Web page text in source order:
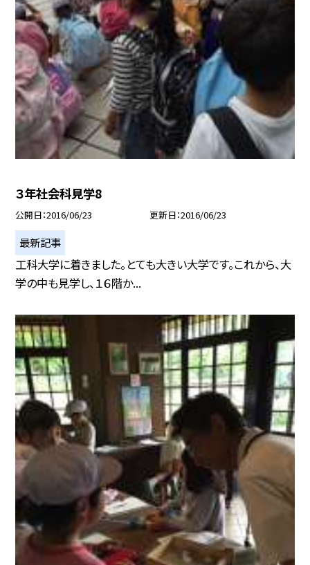
３年社会科見学8
公開日 2016/06/23 更新日 2016/06/23
最新記事
工科大学に着きました。とても大きい大学です。これから、大
学の中も見学し、１６階か...